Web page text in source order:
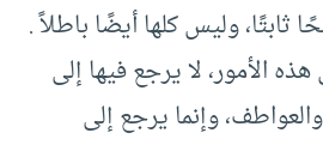
ثابتًا، وليس كلها أيضًا باطلاً .
الأمور، لا يرجع فيها إلى
وإنما يرجع إلى